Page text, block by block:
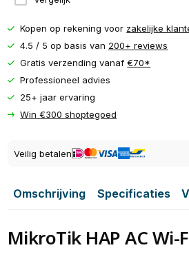
Kopen op rekening voor zakelijke
4.5 / 5 op basis van 200+ reviews
Gratis verzending vanaf€70*
Professioneel advies
25+ jaar ervaring
Win €300 shoptegoed
Veilig betalen
Omschrijving Specificaties
MikroTik HAP AC